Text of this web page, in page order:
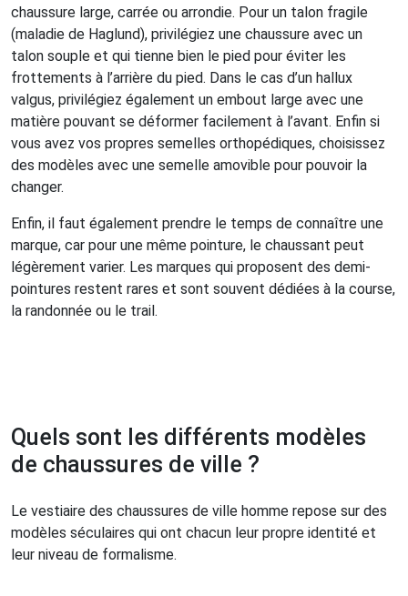
chaussure large, carrée ou arrondie. Pour un talon fragile
(maladie de Haglund), privilégiez une chaussure avec un
talon souple et qui tienne bien le pied pour éviter les
frottements à l’arrière du pied. Dans le cas d’un hallux
valgus, privilégiez également un embout large avec une
matière pouvant se déformer facilement à l’avant. Enfin si
vous avez vos propres semelles orthopédiques, choisissez
des modèles avec une semelle amovible pour pouvoir la
changer.
Enfin, il faut également prendre le temps de connaître une
marque, car pour une même pointure, le chaussant peut
légèrement varier. Les marques qui proposent des demi-
pointures restent rares et sont souvent dédiées à la course,
la randonnée ou le trail.
Quels sont les différents modèles
de chaussures de ville ?
Le vestiaire des chaussures de ville homme repose sur des
modèles séculaires qui ont chacun leur propre identité et
leur niveau de formalisme.